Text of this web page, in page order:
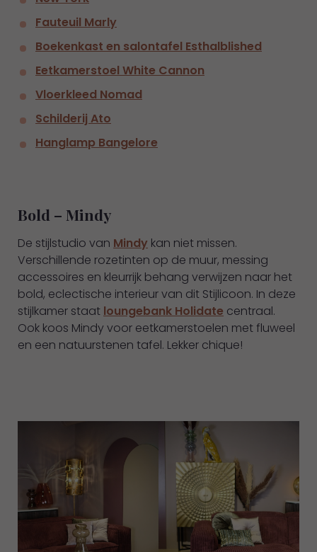
Fauteuil Marly
Boekenkast en salontafel Esthalblished
Eetkamerstoel White Cannon
Vloerkleed Nomad
Schilderij Ato
Hanglamp Bangelore
Bold – Mindy
De stijlstudio van Mindy kan niet missen.
Verschillende rozetinten op de muur, messing
accessoires en kleurrijk behang verwijzen naar het
bold, eclectische interieur van dit Stijlicoon. In deze
stijlkamer staat loungebank Holidate centraal.
Ook koos Mindy voor eetkamerstoelen met fluweel
en een natuurstenen tafel. Lekker chique!